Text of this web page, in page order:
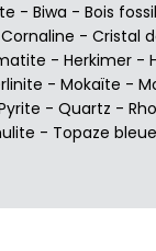
- Biwa - Bois
Cornaline - Cristal
- Herkimer -
- Mokaïte -
- Quartz -
- Topaze bleue